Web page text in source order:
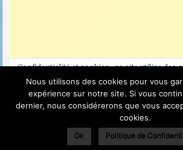
Terra Projects Anciennement La Terre du
2003-2026 - Site sans but
Confidentialité et cookies : ce site utilise des
continuant à utiliser ce site Web, vous
Pour en savoir plus, notamment sur la façon
cookies, consultez :Politique relative aux
Nous utilisons des cookies pour vous
expérience sur notre site. Si vous
dernier, nous considérerons que vous
cookies.
Ok Politique de